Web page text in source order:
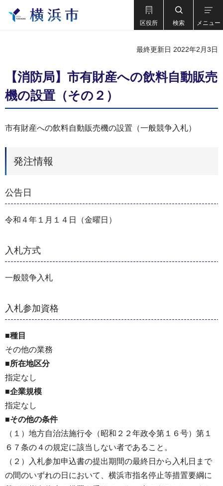
区役所 検索 メニュー
最終更新日 2022年2月3日
【消防局】市有財産への飲料自動販売
機の設置（その２）
市有財産への飲料自動販売機の設置（一般競争入札）
発注情報
公告日
令和４年１月１４日（金曜日）
入札方式
一般競争入札
入札参加資格
■種目
その他の業務
■所在地区分
指定なし
■企業規模
指定なし
■その他の条件
（１）地方自治法施行令（昭和２２年政令第１６号）第１
６７条の４の規定に該当しない者であること。
（２）入札参加申込書の提出期間の最終日から入札日まで
の間のいずれの日において、横浜市指名停止等措置要綱に